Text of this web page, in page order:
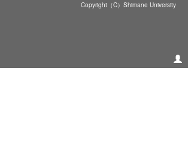
Copyright（C）Shimane University